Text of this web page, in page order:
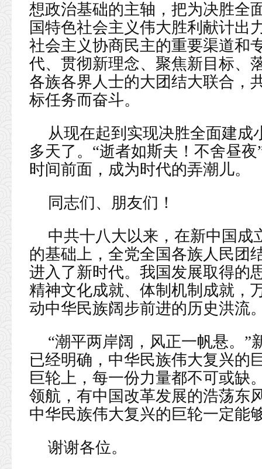
想政治基础的主轴，把为决胜全
国特色社会主义伟大胜利献计出
社会主义协商民主的重要渠道和
代、贯彻新理念、聚焦新目标、
各族各界人士的大团结大联合，
标任务而奋斗。
从现在起到实现决胜全面建成
多天了。“逝者如斯夫！不舍昼
时间前面，成为时代的弄潮儿。
同志们、朋友们！
中共十八大以来，在新中国成
的基础上，全党全国各族人民团
进入了新时代。我国发展取得的
精神文化成就、体制机制成就，
动中华民族阔步前进的历史洪流
“潮平两岸阔，风正一帆悬。”
已经明确，中华民族伟大复兴的
巨轮上，每一份力量都不可或缺
领航，有中国改革发展的浩荡东
中华民族伟大复兴的巨轮一定能
谢谢各位。